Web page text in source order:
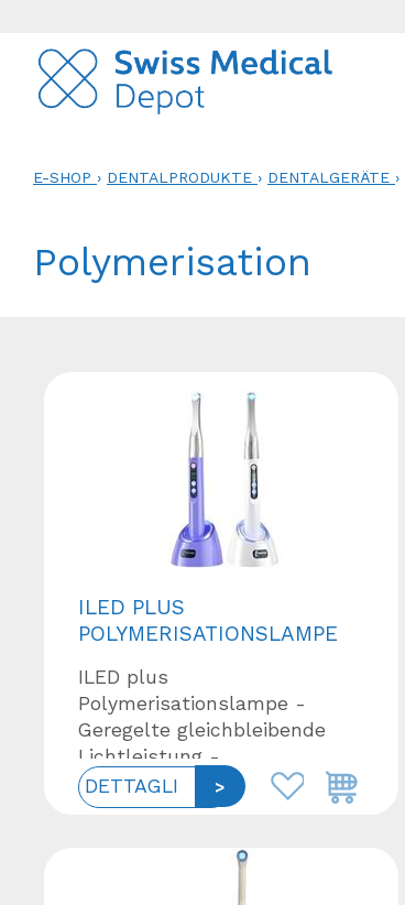
E-SHOP › DENTALPRODUKTE › DENTALGERÄTE ›
Polymerisation
ILED PLUS
POLYMERISATIONSLAMPE
ILED plus
Polymerisationslampe -
Geregelte gleichbleibende
Lichtleistung -
Lichtintensität: von 1000
mW/cm² bis 2500 mW/cm² -
DETTAGLI